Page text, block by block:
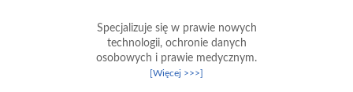
Specjalizuje się w prawie nowych
technologii, ochronie danych
osobowych i prawie medycznym.
[Więcej >>>]